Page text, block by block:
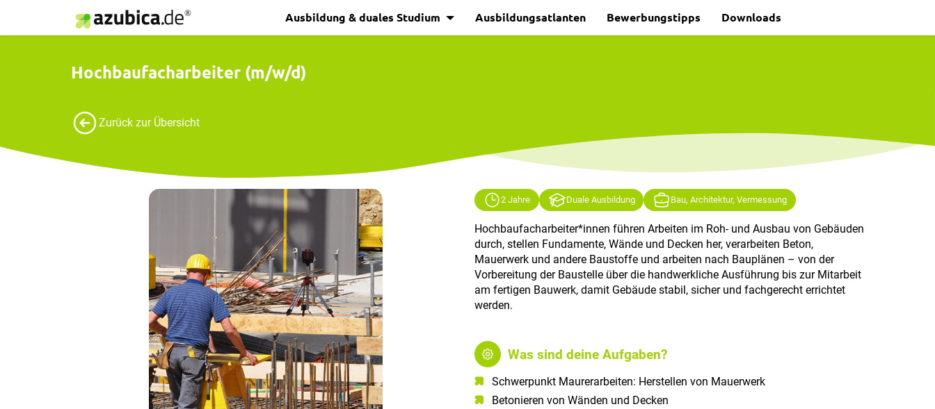
Ausbildung & duales Studium Ausbildungsatlanten Bewerbungstipps Downloads
Hochbaufacharbeiter (m/w/d)
Zurück zur Übersicht
2 Jahre Duale Ausbildung Bau, Architektur, Vermessung
Hochbaufacharbeiter*innen führen Arbeiten im Roh- und Ausbau von Gebäuden
durch, stellen Fundamente, Wände und Decken her, verarbeiten Beton,
Mauerwerk und andere Baustoffe und arbeiten nach Bauplänen – von der
Vorbereitung der Baustelle über die handwerkliche Ausführung bis zur Mitarbeit
am fertigen Bauwerk, damit Gebäude stabil, sicher und fachgerecht errichtet
werden.
Was sind deine Aufgaben?
Schwerpunkt Maurerarbeiten: Herstellen von Mauerwerk
Betonieren von Wänden und Decken